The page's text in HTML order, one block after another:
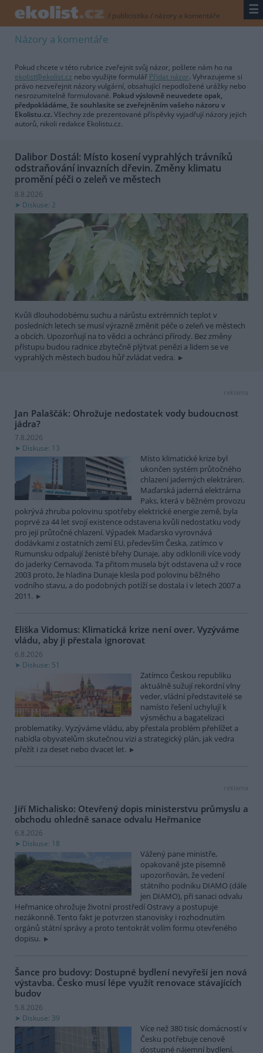
/ publicistika / názory a komentáře ☰
Názory a komentáře
Pokud chcete v této rubrice zveřejnit svůj názor, pošlete nám ho na
ekolist@ekolist.cz nebo využijte formulář Přidat názor. Vyhrazujeme si
právo nezveřejnit názory vulgární, obsahující nepodložené urážky nebo
nesrozumitelně formulované. Pokud výslovně neuvedete opak,
předpokládáme, že souhlasíte se zveřejněním vašeho názoru v
Ekolistu.cz. Všechny zde prezentované příspěvky vyjadřují názory jejich
autorů, nikoli redakce Ekolistu.cz.
Dalibor Dostál: Místo kosení vyprahlých trávníků
odstraňování invazních dřevin. Změny klimatu
promění péči o zeleň ve městech
8.8.2026
Diskuse: 2
Kvůli dlouhodobému suchu a nárůstu extrémních teplot v
posledních letech se musí výrazně změnit péče o zeleň ve městech
a obcích. Upozorňují na to vědci a ochránci přírody. Bez změny
přístupu budou radnice zbytečně plýtvat penězi a lidem se ve
vyprahlých městech budou hůř zvládat vedra.
reklama
Jan Palaščák: Ohrožuje nedostatek vody budoucnost
jádra?
7.8.2026
Diskuse: 13
Místo klimatické krize byl
ukončen systém průtočného
chlazení jaderných elektráren.
Maďarská jaderná elektrárna
Paks, která v běžném provozu
pokrývá zhruba polovinu spotřeby elektrické energie země, byla
poprvé za 44 let svojí existence odstavena kvůli nedostatku vody
pro její průtočné chlazení. Výpadek Maďarsko vyrovnává
dodávkami z ostatních zemí EU, především Česka, zatímco v
Rumunsku odpalují ženisté břehy Dunaje, aby odklonili více vody
do jaderky Cernavoda. Ta přitom musela být odstavena už v roce
2003 proto, že hladina Dunaje klesla pod polovinu běžného
vodního stavu, a do podobných potíží se dostala i v letech 2007 a
2011.
Eliška Vidomus: Klimatická krize není over. Vyzýváme
vládu, aby ji přestala ignorovat
6.8.2026
Diskuse: 51
Zatímco Českou republiku
aktuálně sužují rekordní vlny
veder, vládní představitelé se
namísto řešení uchylují k
výsměchu a bagatelizaci
problematiky. Vyzýváme vládu, aby přestala problém přehlížet a
nabídla obyvatelům skutečnou vizi a strategický plán, jak vedra
přežít i za deset nebo dvacet let.
reklama
Jiří Michalisko: Otevřený dopis ministerstvu průmyslu a
obchodu ohledně sanace odvalu Heřmanice
6.8.2026
Diskuse: 18
Vážený pane ministře,
opakovaně jste písemně
upozorňován, že vedení
státního podniku DIAMO (dále
jen DIAMO), při sanaci odvalu
Heřmanice ohrožuje životní prostředí Ostravy a postupuje
nezákonně. Tento fakt je potvrzen stanovisky i rozhodnutím
orgánů státní správy a proto tentokrát volím formu otevřeného
dopisu.
Šance pro budovy: Dostupné bydlení nevyřeší jen nová
výstavba. Česko musí lépe využít renovace stávajících
budov
5.8.2026
Diskuse: 39
Více než 380 tisíc domácností v
Česku potřebuje cenově
dostupné nájemní bydlení.